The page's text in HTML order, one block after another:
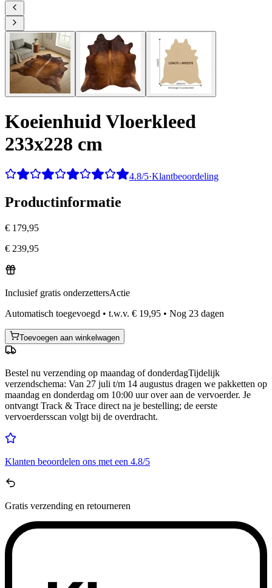
Koeienhuid Vloerkleed
233x228 cm
4.8/5·Klantbeoordeling
Productinformatie
€ 179,95
€ 239,95
Inclusief gratis onderzettersActie
Automatisch toegevoegd • t.w.v. € 19,95 • Nog 23 dagen
Toevoegen aan winkelwagen
Bestel nu verzending op maandag of donderdagTijdelijk
verzendschema: Van 27 juli t/m 14 augustus dragen we pakketten op
maandag en donderdag om 10:00 uur over aan de vervoerder. Je
ontvangt Track & Trace direct na je bestelling; de eerste
vervoerdersscan volgt bij de overdracht.
Klanten beoordelen ons met een 4.8/5
Gratis verzending en retourneren